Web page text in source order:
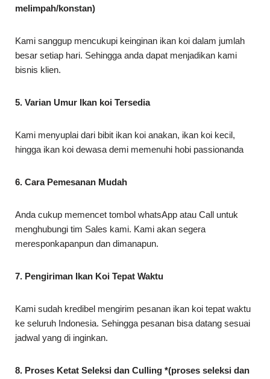
melimpah/konstan)
Kami sanggup mencukupi keinginan ikan koi dalam jumlah
besar setiap hari. Sehingga anda dapat menjadikan kami
bisnis klien.
5. Varian Umur Ikan koi Tersedia
Kami menyuplai dari bibit ikan koi anakan, ikan koi kecil,
hingga ikan koi dewasa demi memenuhi hobi passionanda
6. Cara Pemesanan Mudah
Anda cukup memencet tombol whatsApp atau Call untuk
menghubungi tim Sales kami. Kami akan segera
meresponkapanpun dan dimanapun.
7. Pengiriman Ikan Koi Tepat Waktu
Kami sudah kredibel mengirim pesanan ikan koi tepat waktu
ke seluruh Indonesia. Sehingga pesanan bisa datang sesuai
jadwal yang di inginkan.
8. Proses Ketat Seleksi dan Culling *(proses seleksi dan